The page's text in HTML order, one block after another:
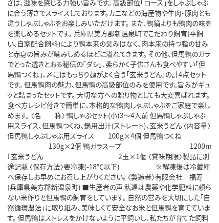
さは、滋味を感じる力強い旨みです。 高級部位「ロース」をしゃぶしゃぶ
に合う薄さでスライスしております。カニなどの海産物や牛肉・豚肉とも
違うしゃぶしゃぶをお楽しみいただけます。 また、鴨鍋よりも鴨肉の味を
を楽しめるセットです。 兵庫県美方郡新温泉町でこだわり飼育(平飼
い、自家配合飼料)により鴨本来の臭みはなく、肉本来の持つ脂の甘み
と赤身の旨みが噛みしめるほどに溢れてきます。 その他、但馬鴨のガラ
でとった透きとおる秘伝の「ダシ」、柔らかく子供さんも食べやすい「但
馬鴨つくね」、〆にはもっちり麺がよく合う「玄米うどん」の計4点セット
です。 但馬鴨肉の魅力、但馬鴨の高級部位のみを使用です。旨みがギュ
ッと詰まったセットです。 大切な方への贈り物としても大変喜ばれます。
食べ方レシピ付きで簡単に、本格的な鴨肉しゃぶしゃぶをご家庭で楽し
めます。 〈名 称〉 鴨しゃぶセット(小)3～4人前 但馬鴨しゃぶしゃぶ
用スライス、但馬鴨つくね、鍋用出汁(ストレート)、玄米うどん 〈内容量〉
但馬鴨しゃぶしゃぶ用スライス 100g×4個 但馬鴨つくね
130g×2個 鴨ガラスープ 1200m
l 玄米うどん 2玉×1個 〈賞味期限〉製品に別
途記載 〈保存方法〉要冷凍(-18℃以下) ※解凍後は冷蔵庫
へ保存しお早めにお召し上がりください。 〈製造者〉有限会社 福寿
(兵庫県美方郡新温泉町) ■生産者の声 私達は農薬や化学肥料に頼ら
ない米作りと但馬鴨の飼育をしています。 自然の営みを大切にした「自
然循環農法」に取り組み、美味しくて安全なお米と但馬鴨を育てていま
す。 但馬鴨はストレスをかけないように平飼いし、私たちが育てた飼料